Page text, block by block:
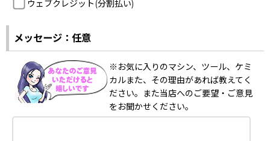
ウェブクレジット(分割払い)
メッセージ：任意
※お気に入りのマシン、ツール、ケミ
カルまた、その理由があれば教えてく
ださい。また当店へのご要望・ご意見
をお聞かせください。